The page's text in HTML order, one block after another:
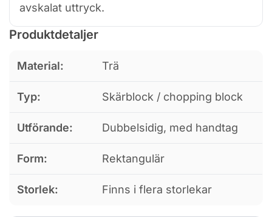
avskalat uttryck.
Produktdetaljer
Material: Trä
Typ: Skärblock / chopping block
Utförande: Dubbelsidig, med handtag
Form: Rektangulär
Storlek: Finns i flera storlekar